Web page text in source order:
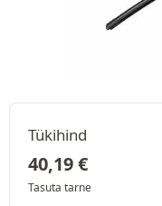
Tükihind
40,19€
Tasuta tarne